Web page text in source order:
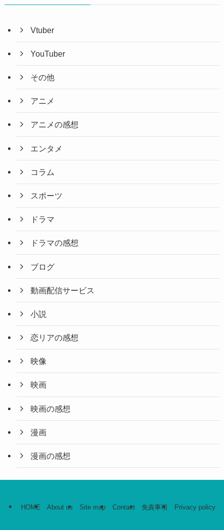
Vtuber
YouTuber
その他
アニメ
アニメの感想
エンタメ
コラム
スポーツ
ドラマ
ドラマの感想
ブログ
動画配信サービス
小説
恋リアの感想
映像
映画
映画の感想
漫画
漫画の感想
HOME About us Site map Contact 免責事項 Privacy policy